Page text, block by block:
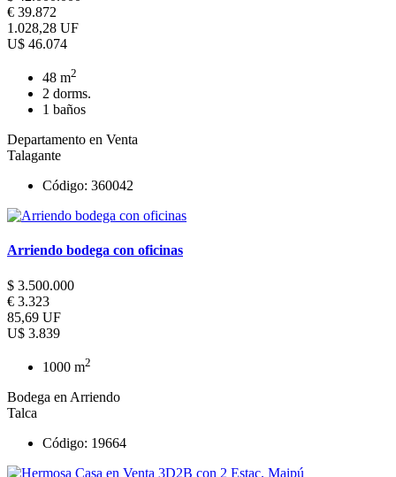
€ 39.872
1.028,28 UF
U$ 46.074
48 m2
2 dorms.
1 baños
Departamento en Venta
Talagante
Código: 360042
Arriendo bodega con oficinas
$ 3.500.000
€ 3.323
85,69 UF
U$ 3.839
1000 m2
Bodega en Arriendo
Talca
Código: 19664